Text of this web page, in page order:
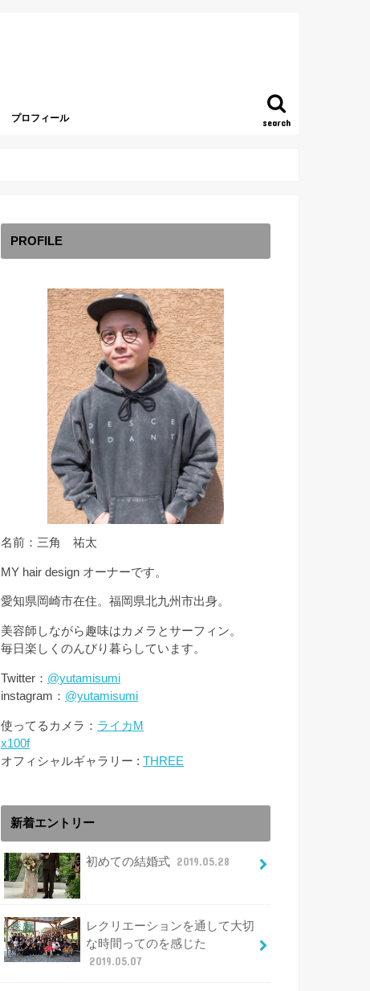
search
プロフィール
PROFILE
名前：三角 祐太
MY hair design オーナーです。
愛知県岡崎市在住。福岡県北九州市出身。
美容師しながら趣味はカメラとサーフィン。
毎日楽しくのんびり暮らしています。
Twitter： @yutamisumi
instagram： @yutamisumi
使ってるカメラ： ライカM
x100f
オフィシャルギャラリー : THREE
新着エントリー
初めての結婚式 2019.05.28
レクリエーションを通して大切
な時間ってのを感じた
2019.05.07